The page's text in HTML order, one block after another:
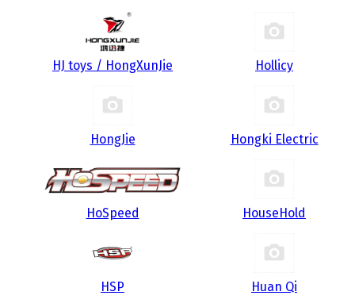
HJ toys / HongXunJie Hollicy
HongJie Hongki Electric
HoSpeed HouseHold
HSP Huan Qi